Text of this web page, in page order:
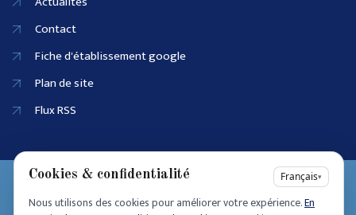
Contact
Fiche d'établissement google
Plan de site
Flux RSS
90915686100025
Cookies & confidentialité Français▾
Nous utilisons des cookies pour améliorer votre expérience.En